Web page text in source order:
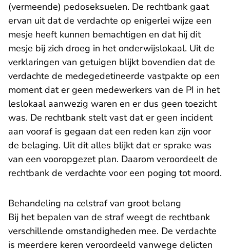
(vermeende) pedoseksuelen. De rechtbank gaat
ervan uit dat de verdachte op enigerlei wijze een
mesje heeft kunnen bemachtigen en dat hij dit
mesje bij zich droeg in het onderwijslokaal. Uit de
verklaringen van getuigen blijkt bovendien dat de
verdachte de medegedetineerde vastpakte op een
moment dat er geen medewerkers van de PI in het
leslokaal aanwezig waren en er dus geen toezicht
was. De rechtbank stelt vast dat er geen incident
aan vooraf is gegaan dat een reden kan zijn voor
de belaging. Uit dit alles blijkt dat er sprake was
van een vooropgezet plan. Daarom veroordeelt de
rechtbank de verdachte voor een poging tot moord.
Behandeling na celstraf van groot belang
Bij het bepalen van de straf weegt de rechtbank
verschillende omstandigheden mee. De verdachte
is meerdere keren veroordeeld vanwege delicten